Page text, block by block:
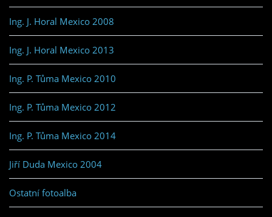
Ing. J. Horal Mexico 2008
Ing. J. Horal Mexico 2013
Ing. P. Tůma Mexico 2010
Ing. P. Tůma Mexico 2012
Ing. P. Tůma Mexico 2014
Jiří Duda Mexico 2004
Ostatní fotoalba